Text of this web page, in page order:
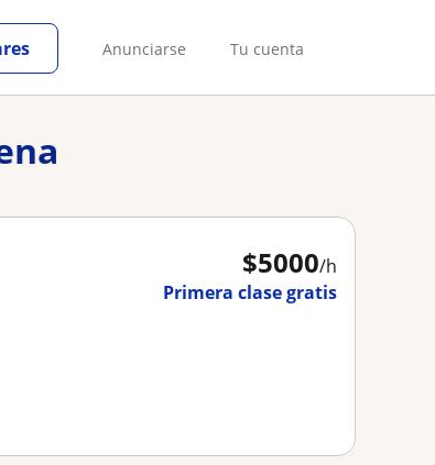
Anunciarse Tu cuenta
$5000/h
Primera clase gratis